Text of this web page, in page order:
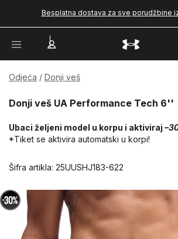
Besplatna dostava za sve porudžbine
Odjeća Donji veš
Donji veš UA Performance Tech 6''
Ubaci željeni model u korpu i aktiviraj
*Tiket se aktivira automatski u korpi!
Šifra artikla: 25UUSHJ183-622